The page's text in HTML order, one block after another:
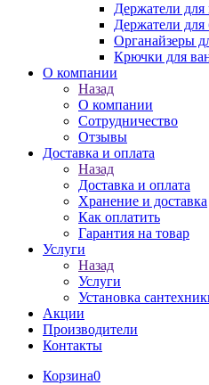
Держатели
Держатели
Органайзеры
Крючки для
О компании
Назад
О компании
Сотрудничество
Отзывы
Доставка и оплата
Назад
Доставка и оплата
Хранение и доставка
Как оплатить
Гарантия на товар
Услуги
Назад
Услуги
Установка
Акции
Производители
Контакты
Корзина0